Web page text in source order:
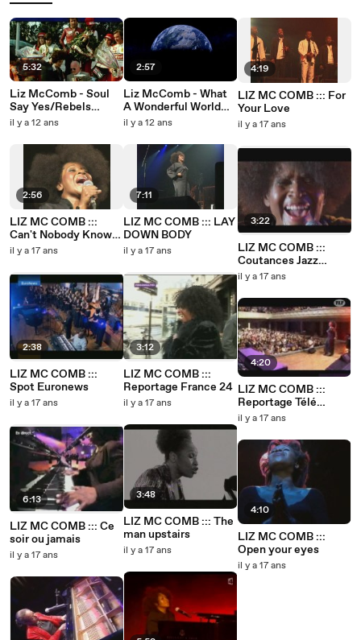
5:32
Liz McComb - Soul
Say Yes/Rebels
(Official)
il y a 12 ans
2:56
LIZ MC COMB :::
Can't Nobody Know
My Trouble
il y a 17 ans
2:38
LIZ MC COMB :::
Spot Euronews
il y a 17 ans
6:13
LIZ MC COMB ::: Ce
soir ou jamais
il y a 17 ans
2:57
Liz McComb - What
A Wonderful World
(Official Video)
il y a 12 ans
7:11
LIZ MC COMB ::: LAY
DOWN BODY
il y a 17 ans
3:12
LIZ MC COMB :::
Reportage France 24
il y a 17 ans
3:48
LIZ MC COMB ::: The
man upstairs
il y a 17 ans
4:19
LIZ MC COMB ::: For
Your Love
il y a 17 ans
3:22
LIZ MC COMB :::
Coutances Jazz
Festival
il y a 17 ans
4:20
LIZ MC COMB :::
Reportage Télé
Toulouse
il y a 17 ans
4:10
LIZ MC COMB :::
Open your eyes
il y a 17 ans